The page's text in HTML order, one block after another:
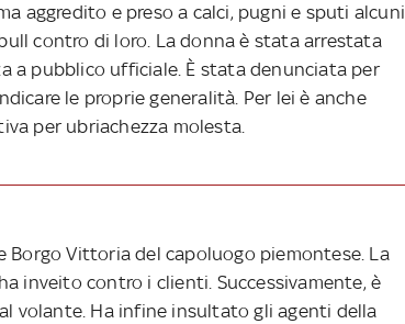
aggredito e preso a calci, pugni e sputi alcuni
contro di loro. La donna è stata arrestata
a pubblico ufficiale. È stata denunciata per
le proprie generalità. Per lei è anche
per ubriachezza molesta.
Borgo Vittoria del capoluogo piemontese. La
inveito contro i clienti. Successivamente, è
volante. Ha infine insultato gli agenti della